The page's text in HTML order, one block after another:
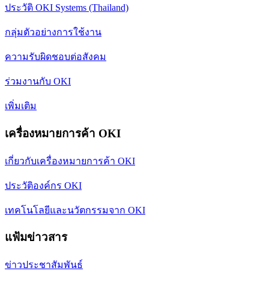
ประวัติ OKI Systems (Thailand)
กลุ่มตัวอย่างการใช้งาน
ความรับผิดชอบต่อสังคม
ร่วมงานกับ OKI
เพิ่มเติม
เครื่องหมายการค้า OKI
เกี่ยวกับเครื่องหมายการค้า OKI
ประวัติองค์กร OKI
เทคโนโลยีและนวัตกรรมจาก OKI
แฟ้มข่าวสาร
ข่าวประชาสัมพันธ์